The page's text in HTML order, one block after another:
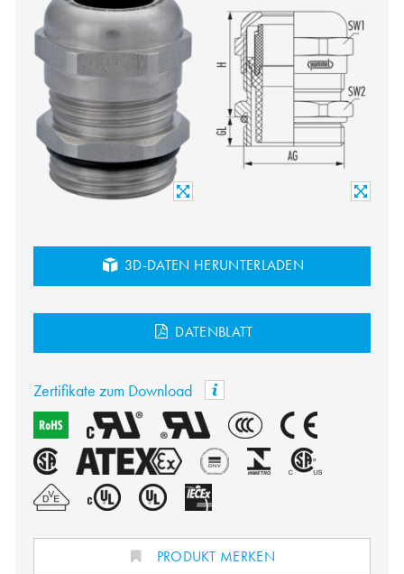
3D-DATEN HERUNTERLADEN
DATENBLATT
Zertifikate zum Download
PRODUKT MERKEN